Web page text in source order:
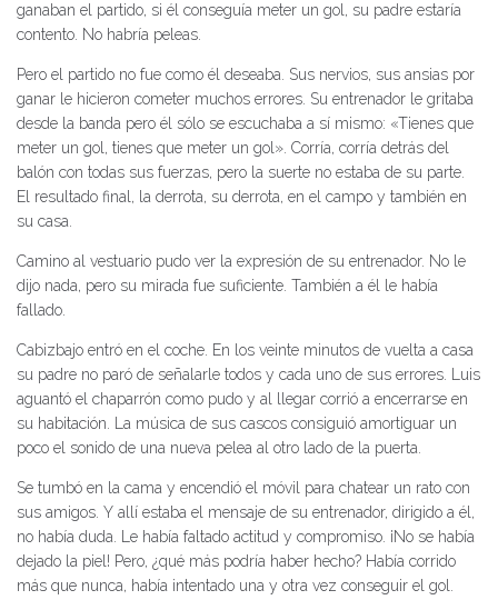
ganaban el partido, si él conseguía meter un gol, su padre estaría
contento. No habría peleas.
Pero el partido no fue como él deseaba. Sus nervios, sus ansias por
ganar le hicieron cometer muchos errores. Su entrenador le gritaba
desde la banda pero él sólo se escuchaba a sí mismo: «Tienes que
meter un gol, tienes que meter un gol». Corría, corría detrás del
balón con todas sus fuerzas, pero la suerte no estaba de su parte.
El resultado final, la derrota, su derrota, en el campo y también en
su casa.
Camino al vestuario pudo ver la expresión de su entrenador. No le
dijo nada, pero su mirada fue suficiente. También a él le había
fallado.
Cabizbajo entró en el coche. En los veinte minutos de vuelta a casa
su padre no paró de señalarle todos y cada uno de sus errores. Luis
aguantó el chaparrón como pudo y al llegar corrió a encerrarse en
su habitación. La música de sus cascos consiguió amortiguar un
poco el sonido de una nueva pelea al otro lado de la puerta.
Se tumbó en la cama y encendió el móvil para chatear un rato con
sus amigos. Y allí estaba el mensaje de su entrenador, dirigido a él,
no había duda. Le había faltado actitud y compromiso. ¡No se había
dejado la piel! Pero, ¿qué más podría haber hecho? Había corrido
más que nunca, había intentado una y otra vez conseguir el gol.